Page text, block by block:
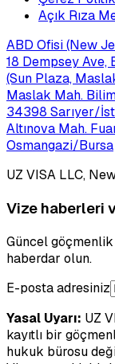
Açık Rıza
ABD Ofisi (New
18 Dempsey Ave,
(Sun Plaza,
Maslak Mah.
34398 Sarıyer/
Altınova Mah.
Osmangazi/Bursa
UZ VISA LLC,
Vize haberleri
Güncel
haberdar olun.
E-posta adresiniz
Yasal Uyarı: UZ
kayıtlı bir
hukuk bürosu